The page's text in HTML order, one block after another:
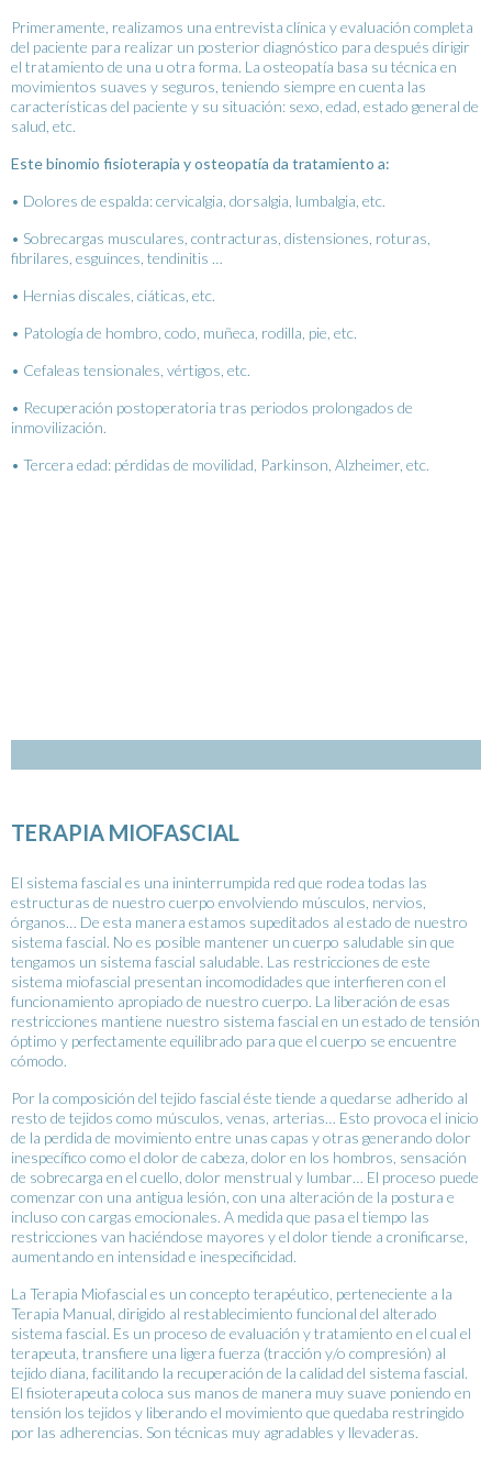
Primeramente, realizamos una entrevista clínica y evaluación completa
del paciente para realizar un posterior diagnóstico para después dirigir
el tratamiento de una u otra forma. La osteopatía basa su técnica en
movimientos suaves y seguros, teniendo siempre en cuenta las
características del paciente y su situación: sexo, edad, estado general de
salud, etc.
Este binomio fisioterapia y osteopatía da tratamiento a:
• Dolores de espalda: cervicalgia, dorsalgia, lumbalgia, etc.
• Sobrecargas musculares, contracturas, distensiones, roturas,
fibrilares, esguinces, tendinitis …
• Hernias discales, ciáticas, etc.
• Patología de hombro, codo, muñeca, rodilla, pie, etc.
• Cefaleas tensionales, vértigos, etc.
• Recuperación postoperatoria tras periodos prolongados de
inmovilización.
• Tercera edad: pérdidas de movilidad, Parkinson, Alzheimer, etc.
TERAPIA MIOFASCIAL
El sistema fascial es una ininterrumpida red que rodea todas las
estructuras de nuestro cuerpo envolviendo músculos, nervios,
órganos… De esta manera estamos supeditados al estado de nuestro
sistema fascial. No es posible mantener un cuerpo saludable sin que
tengamos un sistema fascial saludable. Las restricciones de este
sistema miofascial presentan incomodidades que interfieren con el
funcionamiento apropiado de nuestro cuerpo. La liberación de esas
restricciones mantiene nuestro sistema fascial en un estado de tensión
óptimo y perfectamente equilibrado para que el cuerpo se encuentre
cómodo.
Por la composición del tejido fascial éste tiende a quedarse adherido al
resto de tejidos como músculos, venas, arterias… Esto provoca el inicio
de la perdida de movimiento entre unas capas y otras generando dolor
inespecífico como el dolor de cabeza, dolor en los hombros, sensación
de sobrecarga en el cuello, dolor menstrual y lumbar… El proceso puede
comenzar con una antigua lesión, con una alteración de la postura e
incluso con cargas emocionales. A medida que pasa el tiempo las
restricciones van haciéndose mayores y el dolor tiende a cronificarse,
aumentando en intensidad e inespecificidad.
La Terapia Miofascial es un concepto terapéutico, perteneciente a la
Terapia Manual, dirigido al restablecimiento funcional del alterado
sistema fascial. Es un proceso de evaluación y tratamiento en el cual el
terapeuta, transfiere una ligera fuerza (tracción y/o compresión) al
tejido diana, facilitando la recuperación de la calidad del sistema fascial.
El fisioterapeuta coloca sus manos de manera muy suave poniendo en
tensión los tejidos y liberando el movimiento que quedaba restringido
por las adherencias. Son técnicas muy agradables y llevaderas.